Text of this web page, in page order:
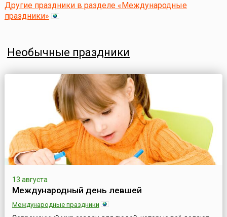
Другие праздники в разделе «Международные
праздники»
Необычные праздники
13 августа
Международный день левшей
Международные праздники